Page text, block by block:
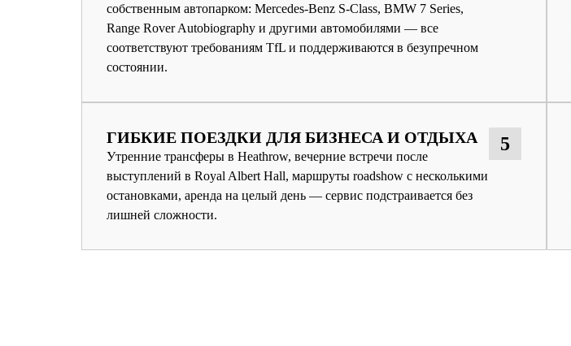
собственным автопарком: Mercedes-Benz S-Class, BMW 7 Series,
Range Rover Autobiography и другими автомобилями — все
соответствуют требованиям TfL и поддерживаются в безупречном
состоянии.
ГИБКИЕ ПОЕЗДКИ ДЛЯ БИЗНЕСА И ОТДЫХА
Утренние трансферы в Heathrow, вечерние встречи после
выступлений в Royal Albert Hall, маршруты roadshow с несколькими
остановками, аренда на целый день — сервис подстраивается без
лишней сложности.
5